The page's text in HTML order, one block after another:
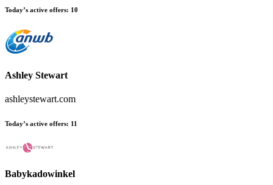
Today’s active offers: 10
Ashley Stewart
ashleystewart.com
Today’s active offers: 11
Babykadowinkel